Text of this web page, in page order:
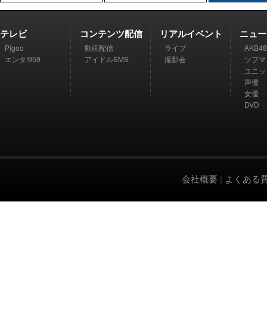
テレビ
Pigoo
エンタ!959
コンテンツ配信
動画配信
アイドルSMS
リアルイベント
ライブ
撮影会
ニュ
AKB48
ソフ
ユニ
声優
女優
DVD
会社概要 | よくある